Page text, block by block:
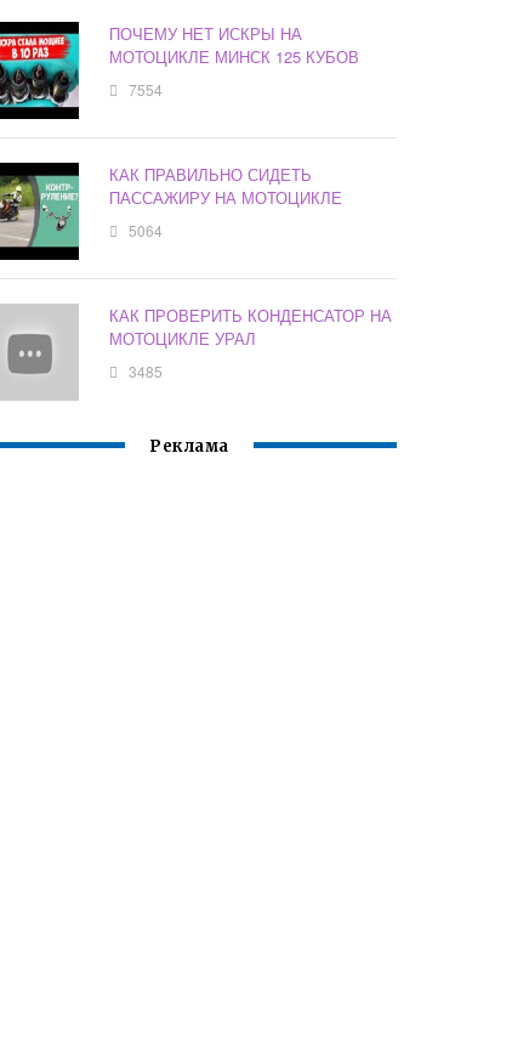
ПОЧЕМУ НЕТ ИСКРЫ НА
МОТОЦИКЛЕ МИНСК 125 КУБОВ
7554
КАК ПРАВИЛЬНО СИДЕТЬ
ПАССАЖИРУ НА МОТОЦИКЛЕ
5064
КАК ПРОВЕРИТЬ КОНДЕНСАТОР НА
МОТОЦИКЛЕ УРАЛ
3485
Реклама